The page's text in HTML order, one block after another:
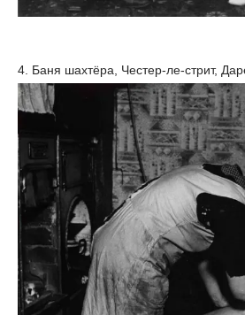
4. Баня шахтёра, Честер-ле-стрит,